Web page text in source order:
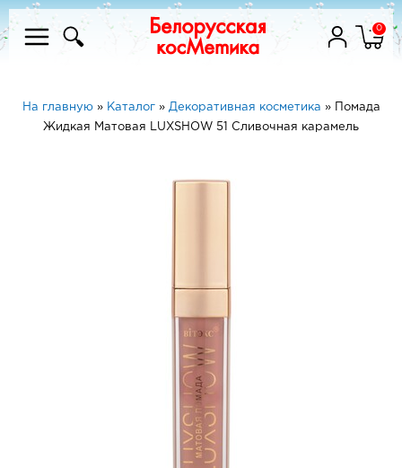
0
На главную» Каталог» Декоративная косметика »
Помада
Жидкая Матовая LUXSHOW 51 Сливочная карамель